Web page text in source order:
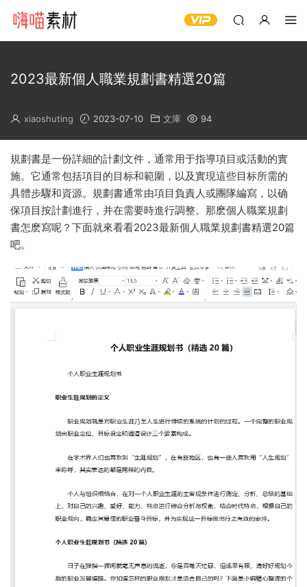
2023最新個人職業規劃書精選20篇
xiaoshuting 2023-07-10 文庫 94
規劃書是一份詳細的計劃文件，通常用于指導項目或活動的實
施。它通常包括項目的目标和範圍，以及實現這些目标所需的
具體步驟和資源。規劃書通常由項目負責人或團隊編寫，以确
保項目按計劃進行，并在需要時進行調整。那麽個人職業規劃
書怎麽寫呢？下面就來看看2023最新個人職業規劃書精選20篇
吧。